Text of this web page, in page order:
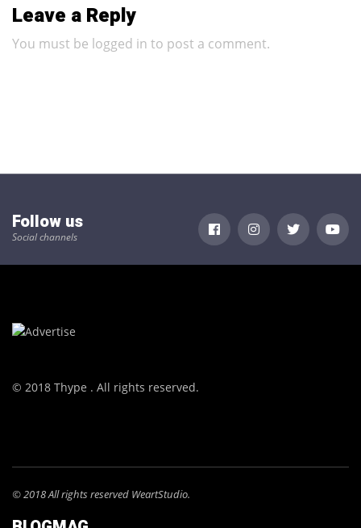
Leave a Reply
You must be logged in to post a comment.
Follow us
Social channels
© 2018 Thype . All rights reserved.
© 2018 All rights reserved WeartStudio.